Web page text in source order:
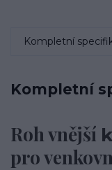
Kompletní
Kompletní
Roh vnější
pro